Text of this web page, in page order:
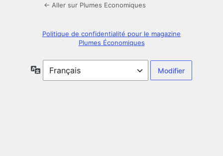
← Aller sur Plumes Economiques
Politique de confidentialité pour le magazine
Plumes Économiques
Langue